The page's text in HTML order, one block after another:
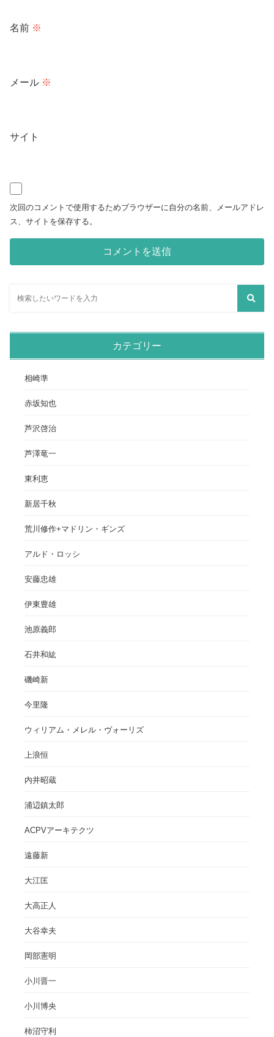
名前 ※
メール ※
サイト
次回のコメントで使用するためブラウザーに自分の名前、メールアドレ
ス、サイトを保存する。
カテゴリー
相崎準
赤坂知也
芦沢啓治
芦澤竜一
東利恵
新居千秋
荒川修作+マドリン・ギンズ
アルド・ロッシ
安藤忠雄
伊東豊雄
池原義郎
石井和紘
磯崎新
今里隆
ウィリアム・メレル・ヴォーリズ
上浪恒
内井昭蔵
浦辺鎮太郎
ACPVアーキテクツ
遠藤新
大江匡
大高正人
大谷幸夫
岡部憲明
小川晋一
小川博央
柿沼守利